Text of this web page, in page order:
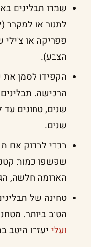
שמרו תבלינים
לתנור או למקרר
פפריקה או
הצבע).
הקפידו לסמן את
שנים.
בכדי לבדוק אם
שפשפו כמות
הארומה חלשה,
טחינה של
הטוב ביותר.
ועלייעזרו היטב